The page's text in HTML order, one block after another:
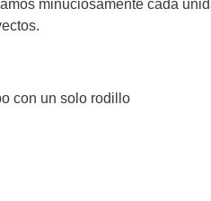
minuciosamente cada
con un solo rodillo